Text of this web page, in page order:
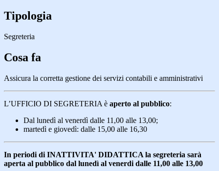
Tipologia
Segreteria
Cosa fa
Assicura la corretta gestione dei servizi contabili e amministrativi
L’UFFICIO DI SEGRETERIA è aperto al pubblico:
Dal lunedì al venerdì dalle 11,00 alle 13,00;
martedì e giovedì: dalle 15,00 alle 16,30
In periodi di INATTIVITA' DIDATTICA la segreteria sarà
aperta al pubblico dal lunedì al venerdi dalle 11,00 alle 13,00